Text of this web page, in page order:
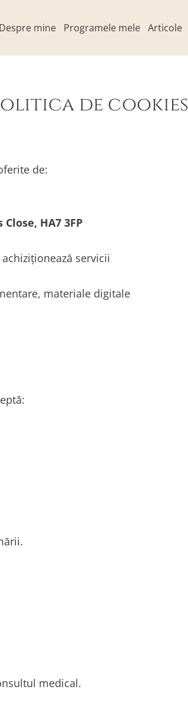
Despre mine Programele mele Articole
de cookies
de:
HA7 3FP
servicii
materiale digitale
medical.